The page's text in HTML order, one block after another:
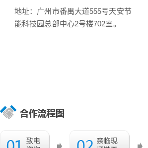
地址：广州市番禺大道555号天安节
能科技园总部中心2号楼702室。